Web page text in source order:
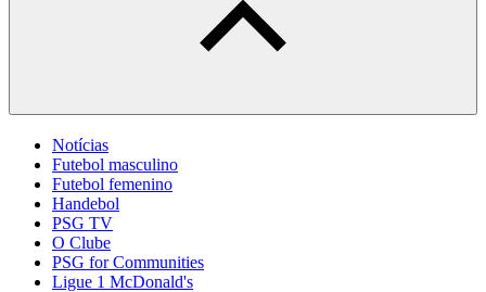
Notícias
Futebol masculino
Futebol femenino
Handebol
PSG TV
O Clube
PSG for Communities
Ligue 1 McDonald's